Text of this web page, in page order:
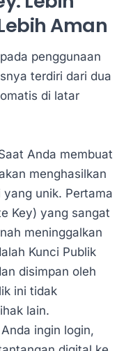
Aman
penggunaan
terdiri dari dua
di latar
Anda membuat
menghasilkan
unik. Pertama
Key) yang sangat
meninggalkan
Kunci Publik
disimpan oleh
ini tidak
lain.
ingin login,